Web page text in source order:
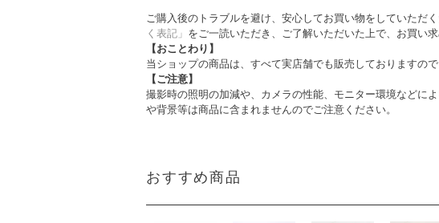
ご購入後のトラブルを避け、安心してお買い物をしていただ
く表記」 をご一読いただき、ご了解いただいた上で、お買い求
【おことわり】
当ショップの商品は、すべて実店舗でも販売しておりますの
【ご注意】
撮影時の照明の加減や、カメラの性能、モニター環境などに
や背景等は商品に含まれませんのでご注意ください。
おすすめ商品